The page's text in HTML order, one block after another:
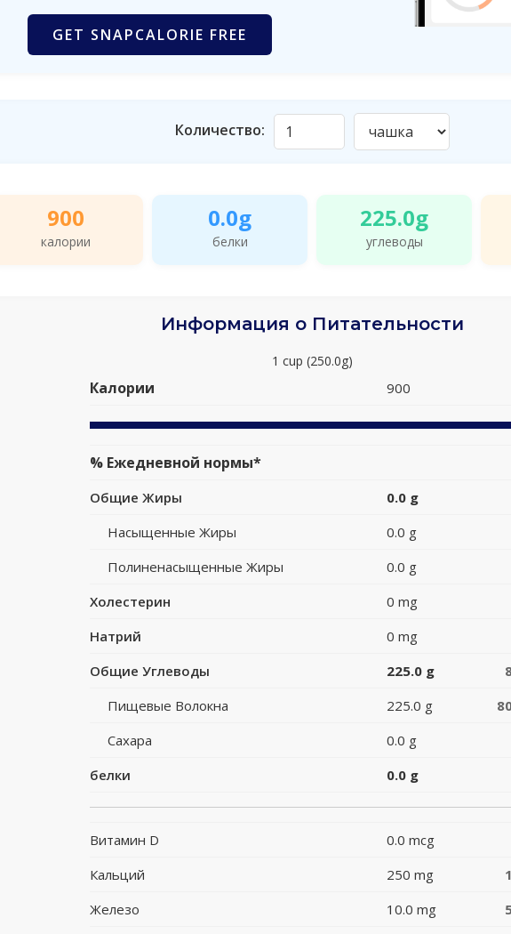
GET SNAPCALORIE FREE
Количество:
900
калории
0.0g
белки
225.0g
углеводы
Информация о Питательности
1 cup (250.0g)
Калории 900
% Ежедневной нормы*
Общие Жиры
0.0 g
Насыщенные Жиры
0.0 g
Полиненасыщенные Жиры
0.0 g
Холестерин
0 mg
Натрий
0 mg
Общие Углеводы
225.0 g
Пищевые Волокна
225.0 g
Сахара
0.0 g
белки
0.0 g
Витамин D
0.0 mcg
Кальций
250 mg
Железо
10.0 mg